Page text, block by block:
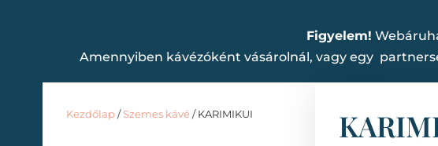
Figyelem!
Amennyiben kávézóként vásárolnál, vagy egy
Kezdőlap/Szemes kávé/ KARIMIKUI